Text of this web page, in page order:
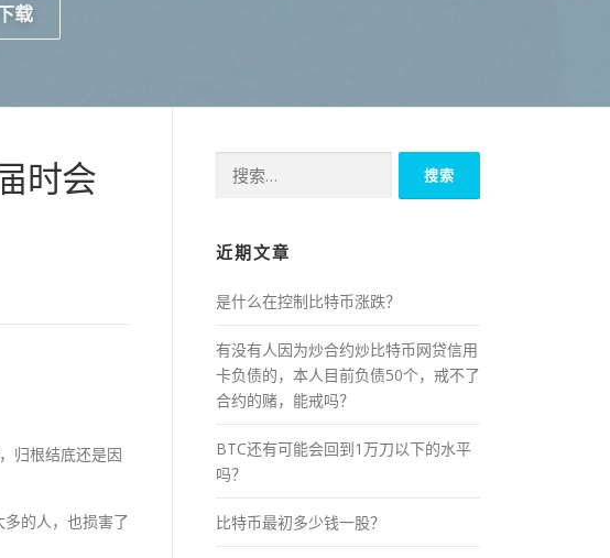
载
时会
归根结底还是因
的人，也损害了
索：
近期文章
是什么在控制比特币涨跌？
有没有人因为炒合约炒比特币网贷信用
卡负债的，本人目前负债50个，戒不了
合约的赌，能戒吗？
BTC还有可能会回到1万刀以下的水平
吗？
比特币最初多少钱一股？